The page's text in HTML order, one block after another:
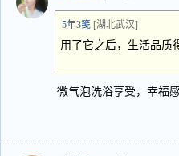
5年3笺 [湖北武汉]
用了它之后，生活品质
微气泡洗浴享受，幸福